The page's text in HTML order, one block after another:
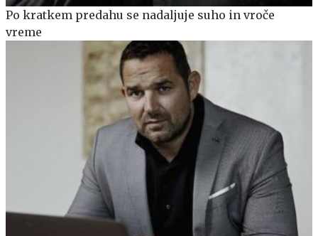
Po kratkem predahu se nadaljuje suho in vroče
vreme